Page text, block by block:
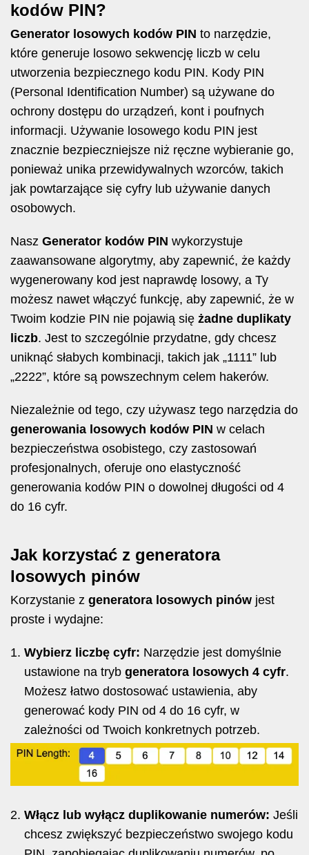
kodów PIN?
Generator losowych kodów PIN to narzędzie,
które generuje losowo sekwencję liczb w celu
utworzenia bezpiecznego kodu PIN. Kody PIN
(Personal Identification Number) są używane do
ochrony dostępu do urządzeń, kont i poufnych
informacji. Używanie losowego kodu PIN jest
znacznie bezpieczniejsze niż ręczne wybieranie go,
ponieważ unika przewidywalnych wzorców, takich
jak powtarzające się cyfry lub używanie danych
osobowych.
Nasz Generator kodów PIN wykorzystuje
zaawansowane algorytmy, aby zapewnić, że każdy
wygenerowany kod jest naprawdę losowy, a Ty
możesz nawet włączyć funkcję, aby zapewnić, że w
Twoim kodzie PIN nie pojawią się żadne duplikaty
liczb. Jest to szczególnie przydatne, gdy chcesz
uniknąć słabych kombinacji, takich jak „1111” lub
„2222”, które są powszechnym celem hakerów.
Niezależnie od tego, czy używasz tego narzędzia do
generowania losowych kodów PIN w celach
bezpieczeństwa osobistego, czy zastosowań
profesjonalnych, oferuje ono elastyczność
generowania kodów PIN o dowolnej długości od 4
do 16 cyfr.
Jak korzystać z generatora
losowych pinów
Korzystanie z generatora losowych pinów jest
proste i wydajne:
Wybierz liczbę cyfr: Narzędzie jest domyślnie
ustawione na tryb generatora losowych 4 cyfr.
Możesz łatwo dostosować ustawienia, aby
generować kody PIN od 4 do 16 cyfr, w
zależności od Twoich konkretnych potrzeb.
Włącz lub wyłącz duplikowanie numerów: Jeśli
chcesz zwiększyć bezpieczeństwo swojego kodu